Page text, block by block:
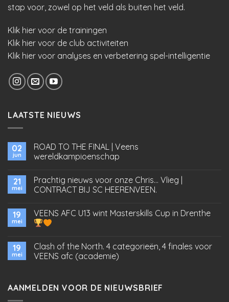
stap voor, zowel op het veld als buiten het veld.
Klik hier voor de trainingen
Klik hier voor de club activiteiten
Klik hier voor analyses en verbetering spel-intelligentie
LAATSTE NIEUWS
02
jun
ROAD TO THE FINAL | Veens
wereldkampioenschap
21
mei
Prachtig nieuws voor onze Chris… Vlieg |
CONTRACT BIJ SC HEERENVEEN.
19
mei
VEENS AFC U13 wint Masterskills Cup in Drenthe
19
mei
Clash of the North. 4 categorieën, 4 finales voor
VEENS afc (academie)
AANMELDEN VOOR DE NIEUWSBRIEF